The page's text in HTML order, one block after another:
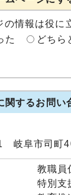
の情報は役に
た
どちら
関するお問い
岐阜市司町
教職員
特別支